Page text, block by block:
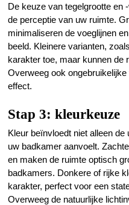
De keuze van tegelgrootte en
de perceptie van uw ruimte.
minimaliseren de voeglijnen
beeld. Kleinere varianten, zoals
karakter toe, maar kunnen de
Overweeg ook
effect.
Stap 3: kleurkeuze
Kleur beïnvloedt niet alleen
uw badkamer aanvoelt.
en maken de ruimte optisch
badkamers. Donkere of rijke
karakter, perfect voor een
Overweeg de natuurlijke